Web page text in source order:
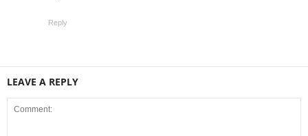
Reply
LEAVE A REPLY